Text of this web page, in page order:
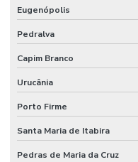
Eugenópolis
Pedralva
Capim Branco
Urucânia
Porto Firme
Santa Maria de Itabira
Pedras de Maria da Cruz